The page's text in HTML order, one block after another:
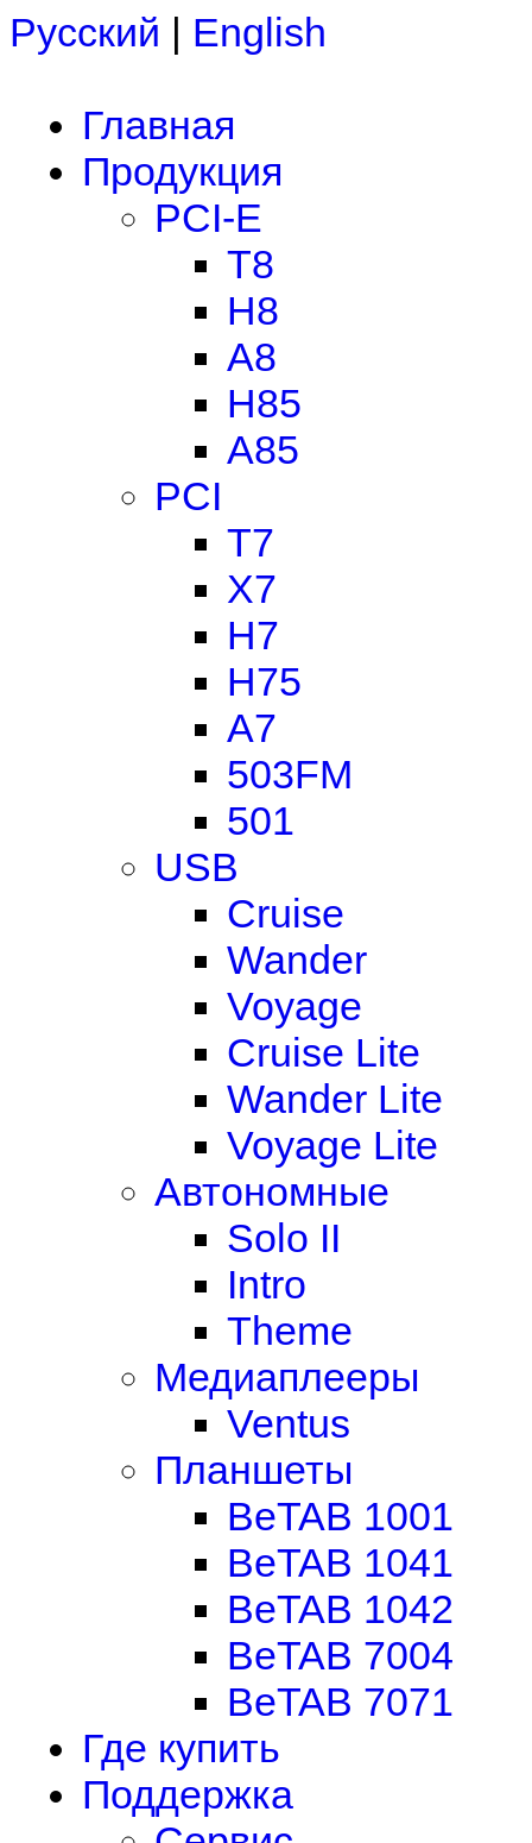
Русский | English
Главная
Продукция
PCI-E
T8
H8
A8
H85
A85
PCI
T7
X7
H7
H75
A7
503FM
501
USB
Cruise
Wander
Voyage
Cruise Lite
Wander Lite
Voyage Lite
Автономные
Solo II
Intro
Theme
Медиаплееры
Ventus
Планшеты
BeTAB 1001
BeTAB 1041
BeTAB 1042
BeTAB 7004
BeTAB 7071
Где купить
Поддержка